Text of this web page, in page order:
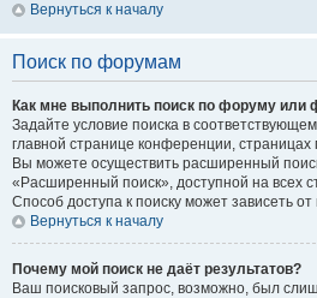
Вернуться к началу
Поиск по форумам
Как мне выполнить поиск по форуму или
Задайте условие поиска в
главной странице конференции,
Вы можете осуществить расширенный
«Расширенный поиск», доступной на всех
Способ доступа к поиску может зависеть
Вернуться к началу
Почему мой поиск не даёт результатов?
Ваш поисковый запрос, возможно, был